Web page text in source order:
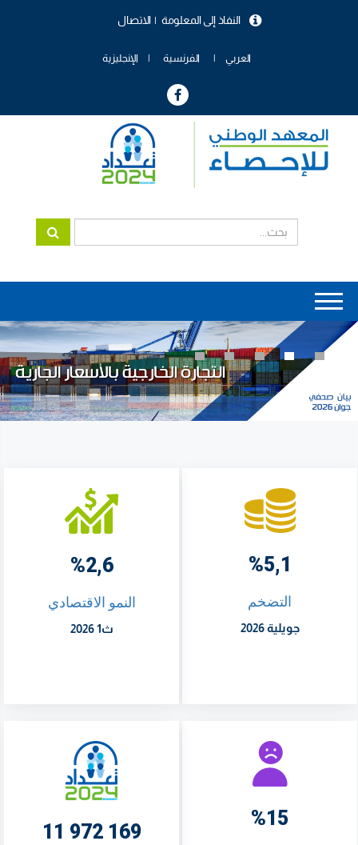
الاتصال النفاذ إلى المعلومة
العربي الفرنسية الإنجليزية
Main
navigation
%5,1
التضخم
جويلية 2026
%2,6
النمو الاقتصادي
ث1 2026
%15
169 972 11